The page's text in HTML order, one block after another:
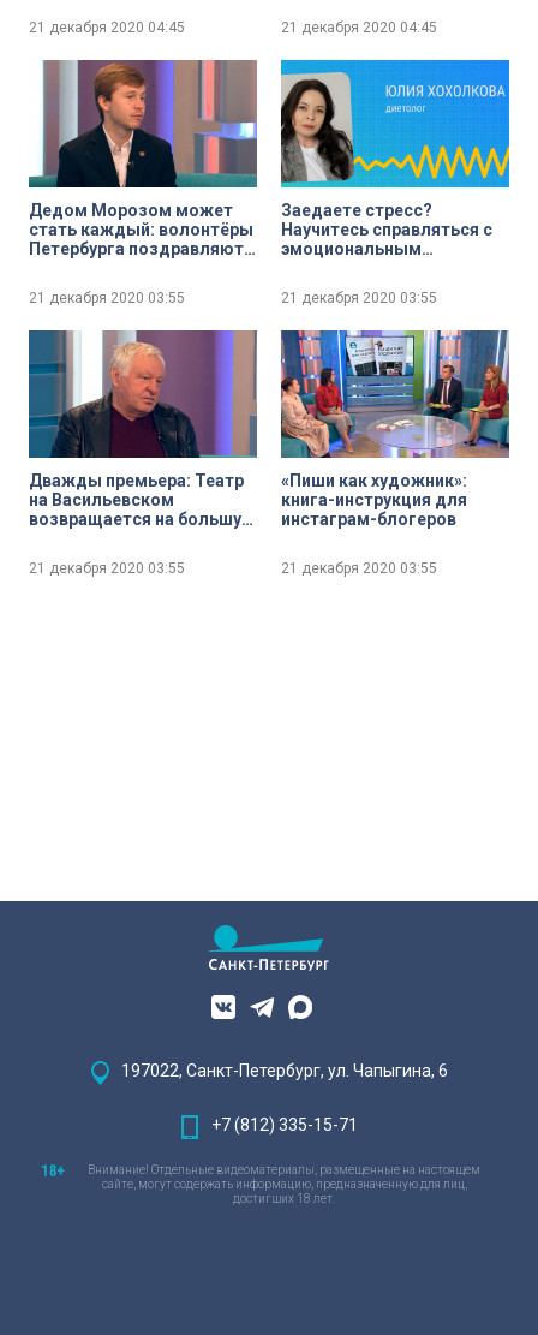
21 декабря 2020 04:45
и Юпитера
21 декабря 2020 04:45
Дедом Морозом может
стать каждый: волонтёры
Петербурга поздравляют
больниц
21 декабря 2020 03:55
Заедаете стресс?
Научитесь справляться с
эмоциональным
21 декабря 2020 03:55
Дважды премьера: Театр
на Васильевском
возвращается на большую
«Сон в летнюю ночь»
21 декабря 2020 03:55
«Пиши как художник»:
книга-инструкция для
инстаграм-блогеров
21 декабря 2020 03:55
197022, Санкт-Петербург, ул. Чапыгина, 6
+7 (812) 335-15-71
Внимание! Отдельные видеоматериалы, размещенные на настоящем
сайте, могут содержать информацию, предназначенную для лиц,
достигших 18 лет.